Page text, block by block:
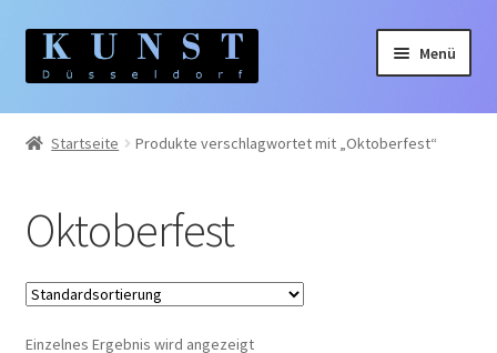
Zur
Navigation
Zum
Inhalt
Menü
Home
Künstler:innen
Themen
Startseite Produkte verschlagwortet mit „Oktoberfest“
Oktoberfest
Einzelnes Ergebnis wird angezeigt